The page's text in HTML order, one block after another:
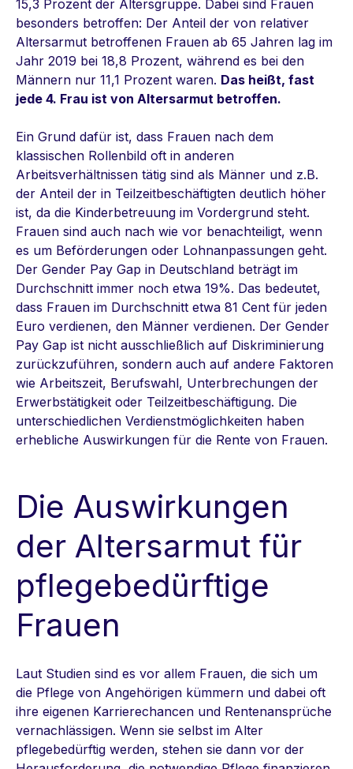
15,3 Prozent der Altersgruppe. Dabei sind Frauen
besonders betroffen: Der Anteil der von relativer
Altersarmut betroffenen Frauen ab 65 Jahren lag im
Jahr 2019 bei 18,8 Prozent, während es bei den
Männern nur 11,1 Prozent waren. Das heißt, fast
jede 4. Frau ist von Altersarmut betroffen.
Ein Grund dafür ist, dass Frauen nach dem
klassischen Rollenbild oft in anderen
Arbeitsverhältnissen tätig sind als Männer und z.B.
der Anteil der in Teilzeitbeschäftigten deutlich höher
ist, da die Kinderbetreuung im Vordergrund steht.
Frauen sind auch nach wie vor benachteiligt, wenn
es um Beförderungen oder Lohnanpassungen geht.
Der Gender Pay Gap in Deutschland beträgt im
Durchschnitt immer noch etwa 19%. Das bedeutet,
dass Frauen im Durchschnitt etwa 81 Cent für jeden
Euro verdienen, den Männer verdienen. Der Gender
Pay Gap ist nicht ausschließlich auf Diskriminierung
zurückzuführen, sondern auch auf andere Faktoren
wie Arbeitszeit, Berufswahl, Unterbrechungen der
Erwerbstätigkeit oder Teilzeitbeschäftigung. Die
unterschiedlichen Verdienstmöglichkeiten haben
erhebliche Auswirkungen für die Rente von Frauen.
Die Auswirkungen
der Altersarmut für
pflegebedürftige
Frauen
Laut Studien sind es vor allem Frauen, die sich um
die Pflege von Angehörigen kümmern und dabei oft
ihre eigenen Karrierechancen und Rentenansprüche
vernachlässigen. Wenn sie selbst im Alter
pflegebedürftig werden, stehen sie dann vor der